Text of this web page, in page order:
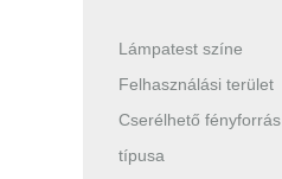
Lámpatest színe
Felhasználási terület
Cserélhető fényforrás
típusa